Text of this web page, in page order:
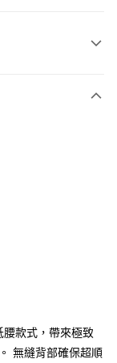
銀行
銀行
款式，帶來極致
無縫背部確保超順